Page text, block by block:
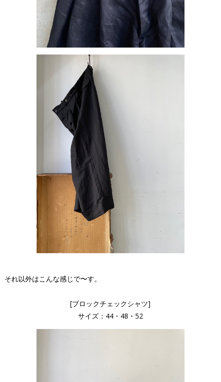
それ以外はこんな感じで〜す。
[ブロックチェックシャツ]
サイズ：44・48・52